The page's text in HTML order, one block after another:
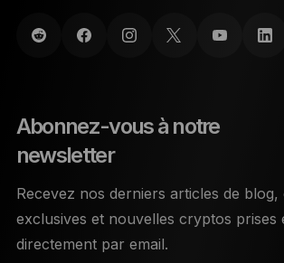
Abonnez-vous à notre
newsletter
Recevez nos derniers articles de blog,
exclusives et nouvelles cryptos prises
directement par email.